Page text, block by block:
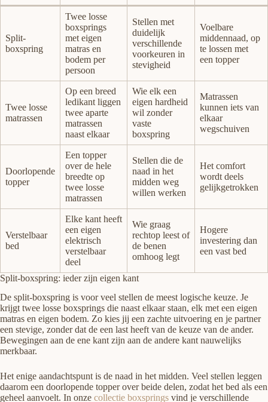
Split-
boxspring
Twee losse
boxsprings
met eigen
matras en
bodem per
persoon
Stellen met
duidelijk
verschillende
voorkeuren in
stevigheid
Voelbare
middennaad, op
te lossen met
een topper
Twee losse
matrassen
Op een breed
ledikant liggen
twee aparte
matrassen
naast elkaar
Wie elk een
eigen hardheid
wil zonder
vaste
boxspring
Matrassen
kunnen iets van
elkaar
wegschuiven
Doorlopende
topper
Een topper
over de hele
breedte op
twee losse
matrassen
Stellen die de
naad in het
midden weg
willen werken
Het comfort
wordt deels
gelijkgetrokken
Verstelbaar
bed
Elke kant heeft
een eigen
elektrisch
verstelbaar
deel
Wie graag
rechtop leest of
de benen
omhoog legt
Hogere
investering dan
een vast bed
Split-boxspring: ieder zijn eigen kant
De split-boxspring is voor veel stellen de meest logische keuze. Je
krijgt twee losse boxsprings die naast elkaar staan, elk met een eigen
matras en eigen bodem. Zo kies jij een zachte uitvoering en je partner
een stevige, zonder dat de een last heeft van de keuze van de ander.
Bewegingen aan de ene kant zijn aan de andere kant nauwelijks
merkbaar.
Het enige aandachtspunt is de naad in het midden. Veel stellen leggen
daarom een doorlopende topper over beide delen, zodat het bed als een
geheel aanvoelt. In onze collectie boxsprings vind je verschillende